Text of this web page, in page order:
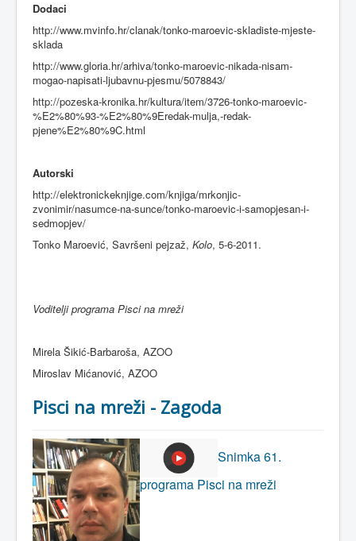
Dodaci
http://www.mvinfo.hr/clanak/tonko-maroevic-skladiste-mjeste-
sklada
http://www.gloria.hr/arhiva/tonko-maroevic-nikada-nisam-
mogao-napisati-ljubavnu-pjesmu/5078843/
http://pozeska-kronika.hr/kultura/item/3726-tonko-maroevic-
%E2%80%93-%E2%80%9Eredak-mulja,-redak-
pjene%E2%80%9C.html
Autorski
http://elektronickeknjige.com/knjiga/mrkonjic-
zvonimir/nasumce-na-sunce/tonko-maroevic-i-samopjesan-i-
sedmopjev/
Tonko Maroević, Savršeni pejzaž, Kolo, 5-6-2011.
Voditelji programa Pisci na mreži
Mirela Šikić-Barbaroša, AZOO
Miroslav Mićanović, AZOO
Pisci na mreži - Zagoda
Snimka 61.
programa Pisci na mreži